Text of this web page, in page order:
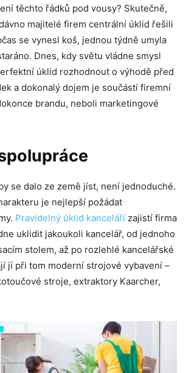
těchto řádků pod vousy? Skutečně,
majitelé firem centrální úklid řešili
se vynesl koš, jednou týdně umyla
Dnes, kdy světu vládne smysl
úklid rozhodnout o výhodě před
a dokonalý dojem je součástí firemní
brandu, neboli marketingové
se dalo ze země jíst, není jednoduché.
je nejlepší požádat
Pravidelný úklid kanceláří zajistí firma
uklidit jakoukoli kancelář, od jednoho
stolem, až po rozlehlé kancelářské
jí při tom moderní strojové vybavení –
stroje, extraktory Kaarcher,